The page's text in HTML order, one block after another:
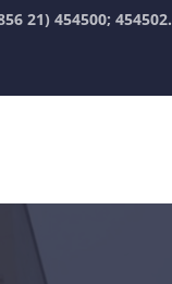
21) 454500; 454502.